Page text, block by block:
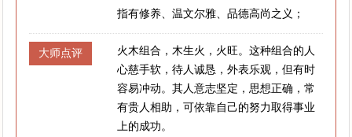
指有修养、温文尔雅、品德高尚之义；
大师点评
火木组合，木生火，火旺。这种组合的人
心慈手软，待人诚恳，外表乐观，但有时
容易冲动。其人意志坚定，思想正确，常
有贵人相助，可依靠自己的努力取得事业
上的成功。